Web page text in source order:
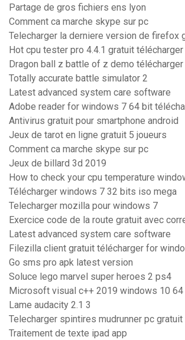
Partage de gros fichiers ens lyon
Comment ca marche skype sur pc
Telecharger la derniere version de firefox
Hot cpu tester pro 4.4.1 gratuit télécharger
Dragon ball z battle of z demo
Totally accurate battle simulator 2
Latest advanced system care software
Adobe reader for windows 7 64 bit
Antivirus gratuit pour smartphone android
Jeux de tarot en ligne gratuit 5 joueurs
Comment ca marche skype sur pc
Jeux de billard 3d 2019
How to check your cpu temperature
Télécharger windows 7 32 bits iso mega
Telecharger mozilla pour windows 7
Exercice code de la route gratuit avec
Latest advanced system care software
Filezilla client gratuit télécharger for
Go sms pro apk latest version
Soluce lego marvel super heroes 2 ps4
Microsoft visual c++ 2019 windows 10
Lame audacity 2.1 3
Telecharger spintires mudrunner pc gratuit
Traitement de texte ipad app